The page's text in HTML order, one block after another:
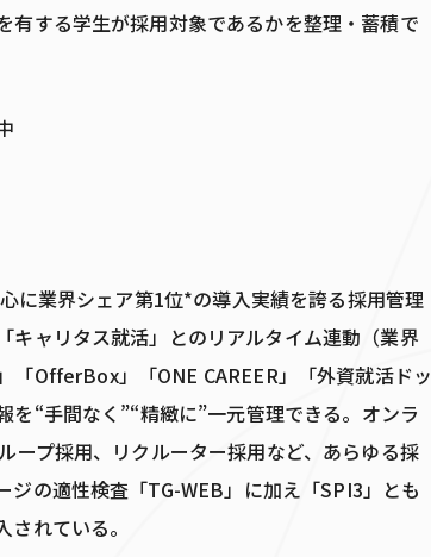
有する学生が採用対象であるかを整理・蓄積で
に業界シェア第1位*の導入実績を誇る採用管理
キャリタス就活」とのリアルタイム連動（業界
「OfferBox」「ONE CAREER」「外資就活ドッ
を“手間なく”“精緻に”一元管理できる。オンラ
ープ採用、リクルーター採用など、あらゆる採
の適性検査「TG-WEB」に加え「SPI3」とも
れている。